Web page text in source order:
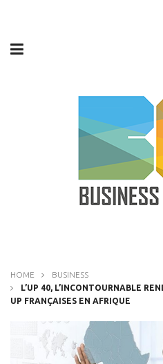
HOME
BUSINESS
L’UP 40, L’INCONTOURNABLE
UP FRANÇAISES EN AFRIQUE